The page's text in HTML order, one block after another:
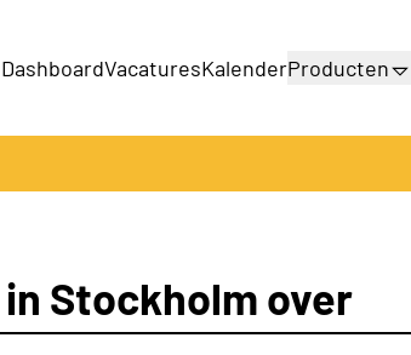
VacaturesKalenderProducten
Productengids
Stockholm over